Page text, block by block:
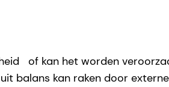
of kan het worden
balans kan raken door